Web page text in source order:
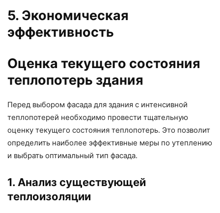
5. Экономическая
эффективность
Оценка текущего состояния
теплопотерь здания
Перед выбором фасада для здания с интенсивной
теплопотерей необходимо провести тщательную
оценку текущего состояния теплопотерь. Это позволит
определить наиболее эффективные меры по утеплению
и выбрать оптимальный тип фасада.
1. Анализ существующей
теплоизоляции